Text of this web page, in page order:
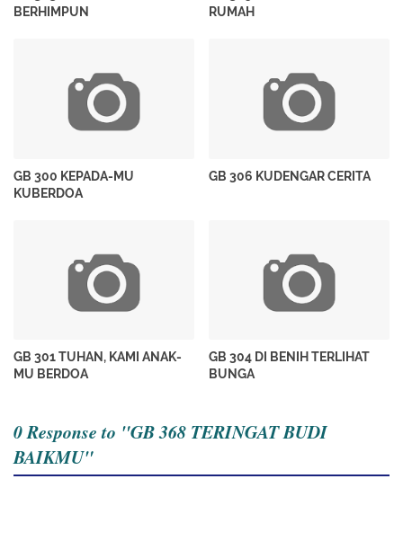
BERHIMPUN
RUMAH
GB 300 KEPADA-MU
KUBERDOA
GB 306 KUDENGAR CERITA
GB 301 TUHAN, KAMI ANAK-
MU BERDOA
GB 304 DI BENIH TERLIHAT
BUNGA
0 Response to "GB 368 TERINGAT BUDI
BAIKMU"